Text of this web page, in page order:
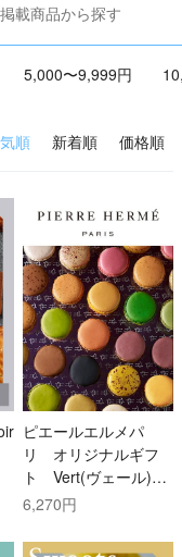
掲載商品から探す
5,000〜9,999円
順 新着順 価格順
ピエールエルメパ
リ オリジナルギフ
ト Vert(ヴェール)コ
ース
6,270円